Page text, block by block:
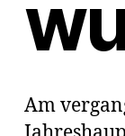
Am